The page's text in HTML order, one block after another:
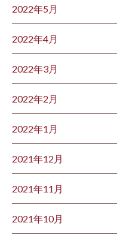
2022年5月
2022年4月
2022年3月
2022年2月
2022年1月
2021年12月
2021年11月
2021年10月